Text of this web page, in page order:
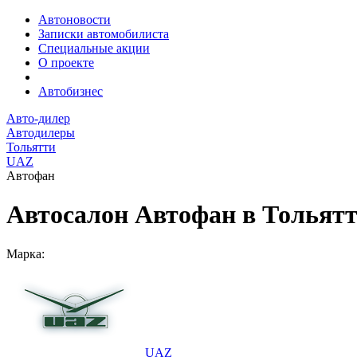
Автоновости
Записки автомобилиста
Специальные акции
О проекте
Автобизнес
Авто-дилер
Автодилеры
Тольятти
UAZ
Автофан
Автосалон Автофан в
Марка:
UAZ